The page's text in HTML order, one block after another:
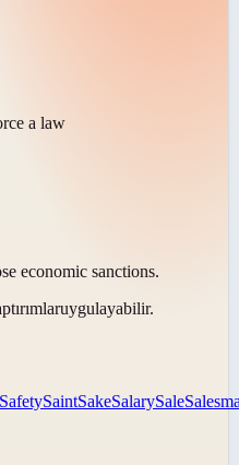
a law
economic sanctions.
uygulayabilir.
SafetySaintSakeSalarySale